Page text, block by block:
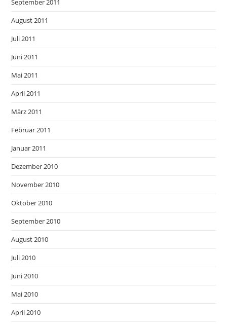
September 2011
August 2011
Juli 2011
Juni 2011
Mai 2011
April 2011
März 2011
Februar 2011
Januar 2011
Dezember 2010
November 2010
Oktober 2010
September 2010
August 2010
Juli 2010
Juni 2010
Mai 2010
April 2010